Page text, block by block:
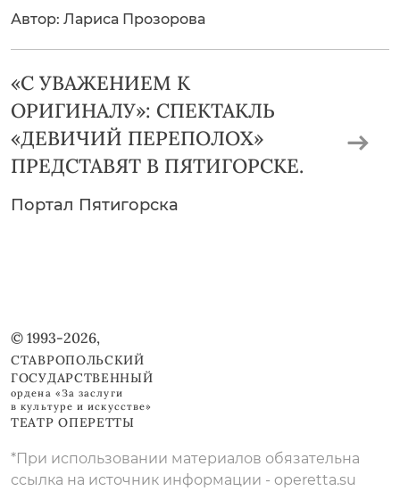
Автор: Лариса Прозорова
«С УВАЖЕНИЕМ К
ОРИГИНАЛУ»: СПЕКТАКЛЬ
«ДЕВИЧИЙ ПЕРЕПОЛОХ»
ПРЕДСТАВЯТ В ПЯТИГОРСКЕ.
Портал Пятигорска
© 1993-2026,
СТАВРОПОЛЬСКИЙ
ГОСУДАРСТВЕННЫЙ
ордена «За заслуги
в культуре и искусстве»
ТЕАТР ОПЕРЕТТЫ
*При использовании материалов обязательна
ссылка на источник информации - operetta.su